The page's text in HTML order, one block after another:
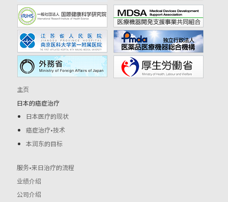
主页
日本的癌症治疗
日本医疗的现状
癌症治疗•技术
本润东的目标
服务•来日治疗的流程
业绩介绍
公司介绍